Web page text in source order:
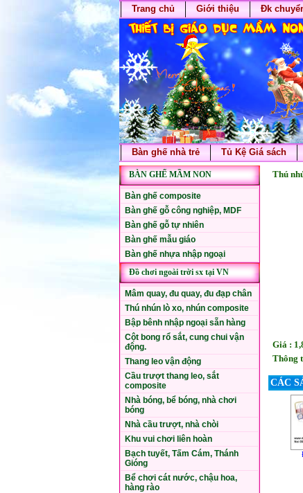
Trang chủ Giới thiệu Đk
Bàn ghế nhà trẻ Tủ Kệ Giá sách
BÀN GHẾ MẦM NON
Bàn ghế composite
Bàn ghế gỗ công nghiệp, MDF
Bàn ghế gỗ tự nhiên
Bàn ghế mẫu giáo
Bàn ghế nhựa nhập ngoại
Đồ chơi ngoài trời sx tại VN
Mâm quay, đu quay, đu đạp chân
Thú nhún lò xo, nhún composite
Bập bênh nhập ngoại sẵn hàng
Cột bong rổ sắt, cung chui vận
động.
Thang leo vận động
Cầu trượt thang leo, sắt
composite
Nhà bóng, bể bóng, nhà chơi
bóng
Nhà cầu trượt, nhà chòi
Khu vui chơi liên hoàn
Bạch tuyết, Tấm Cám, Thánh
Gióng
Bể chơi cát nước, chậu hoa,
hàng rào
Thú
Giá :
Thông
CÁC